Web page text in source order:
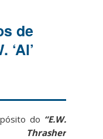
de
do “E.W.
Thrasher